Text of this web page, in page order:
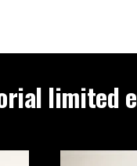
limited